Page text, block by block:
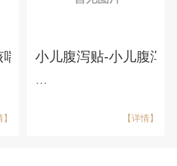
保健贴-儿童蜂蜜保健贴
小儿腹泻贴-小儿腹泻
…
【详情】